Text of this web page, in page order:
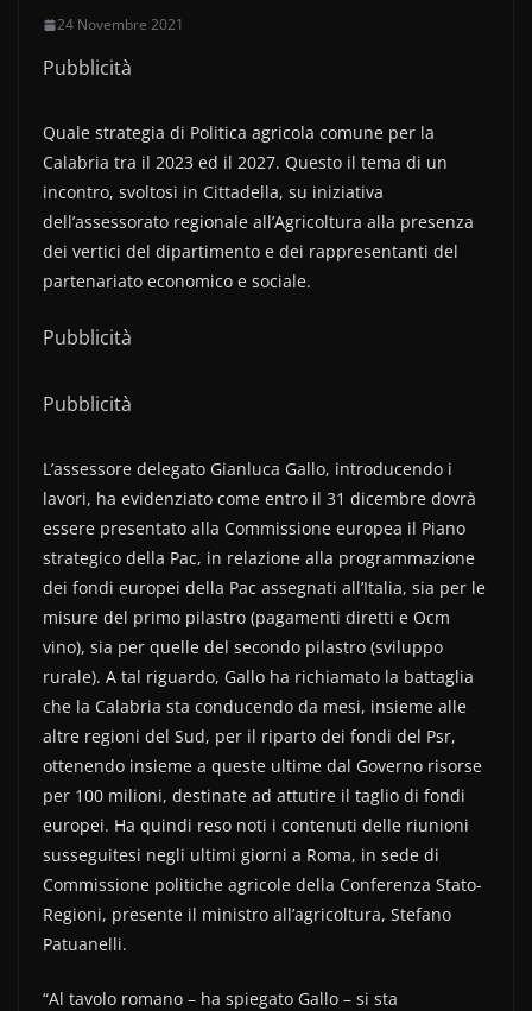
24 Novembre 2021
Pubblicità
Quale strategia di Politica agricola comune per la
Calabria tra il 2023 ed il 2027. Questo il tema di un
incontro, svoltosi in Cittadella, su iniziativa
dell’assessorato regionale all’Agricoltura alla presenza
dei vertici del dipartimento e dei rappresentanti del
partenariato economico e sociale.
Pubblicità
Pubblicità
L’assessore delegato Gianluca Gallo, introducendo i
lavori, ha evidenziato come entro il 31 dicembre dovrà
essere presentato alla Commissione europea il Piano
strategico della Pac, in relazione alla programmazione
dei fondi europei della Pac assegnati all’Italia, sia per le
misure del primo pilastro (pagamenti diretti e Ocm
vino), sia per quelle del secondo pilastro (sviluppo
rurale). A tal riguardo, Gallo ha richiamato la battaglia
che la Calabria sta conducendo da mesi, insieme alle
altre regioni del Sud, per il riparto dei fondi del Psr,
ottenendo insieme a queste ultime dal Governo risorse
per 100 milioni, destinate ad attutire il taglio di fondi
europei. Ha quindi reso noti i contenuti delle riunioni
susseguitesi negli ultimi giorni a Roma, in sede di
Commissione politiche agricole della Conferenza Stato-
Regioni, presente il ministro all’agricoltura, Stefano
Patuanelli.
“Al tavolo romano – ha spiegato Gallo – si sta